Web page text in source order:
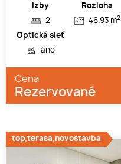
Izby
2
Rozloha
46.93 m2
Optická sieť
áno
Cena
Rezervované
top,terasa,novostavba